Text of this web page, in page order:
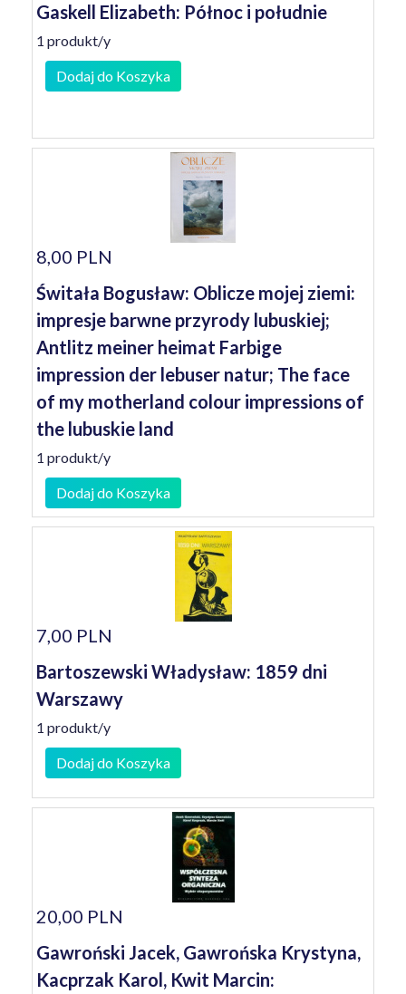
Gaskell Elizabeth: Północ i południe
1 produkt/y
Dodaj do Koszyka
8,00 PLN
Świtała Bogusław: Oblicze mojej ziemi:
impresje barwne przyrody lubuskiej;
Antlitz meiner heimat Farbige
impression der lebuser natur; The face
of my motherland colour impressions of
the lubuskie land
1 produkt/y
Dodaj do Koszyka
7,00 PLN
Bartoszewski Władysław: 1859 dni
Warszawy
1 produkt/y
Dodaj do Koszyka
20,00 PLN
Gawroński Jacek, Gawrońska Krystyna,
Kacprzak Karol, Kwit Marcin: